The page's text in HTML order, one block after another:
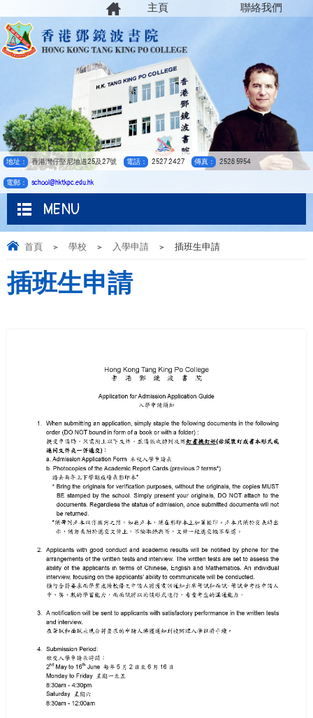
地址： 香港灣仔堅尼地道25及27號 電話： 2527 2427 傳真： 2528 5954
電郵： school@hktkpc.edu.hk
聯絡我們
主頁
MENU
首頁 > 學校 > 入學申請 > 插班生申請
插班生申請